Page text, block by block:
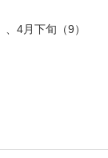
、 4月下旬（9）